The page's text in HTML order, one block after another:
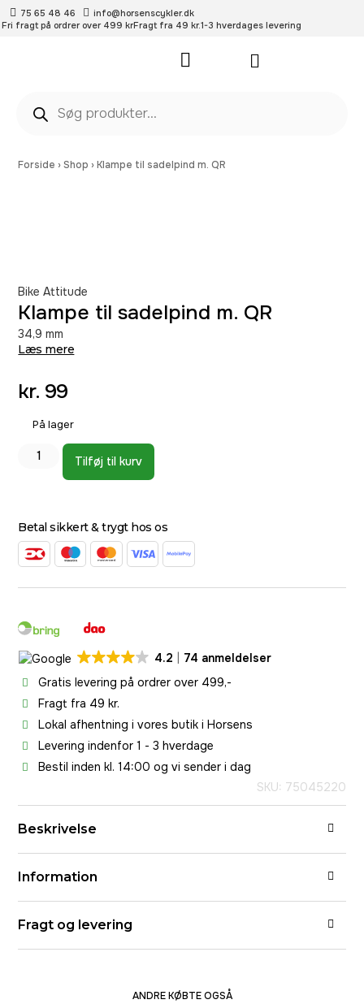
75 65 48 46
info@horsenscykler.dk
Fri fragt på ordrer over 499 krFragt fra 49 kr.1-3 hverdages levering
Forside ›Shop ›Klampe til sadelpind m. QR
Bike Attitude
Klampe til sadelpind m. QR
34,9 mm
Læs mere
kr. 99
På lager
Tilføj til kurv
Betal sikkert & trygt hos os
4.2
74 anmeldelser
Gratis levering på ordrer over 499,-
Fragt fra 49 kr.
Lokal afhentning i vores butik i Horsens
Levering indenfor 1 - 3 hverdage
Bestil inden kl. 14:00 og vi sender i dag
SKU: 75045220
Beskrivelse
Information
Fragt og levering
ANDRE KØBTE OGSÅ